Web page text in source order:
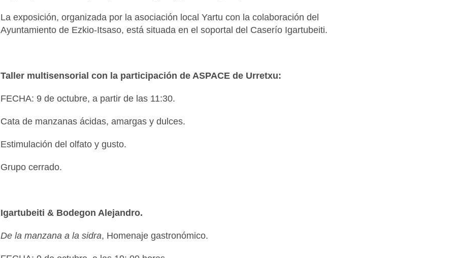
La exposición, organizada por la asociación local Yartu con la colaboración del
Ayuntamiento de Ezkio-Itsaso, está situada en el soportal del Caserío Igartubeiti.
Taller multisensorial con la participación de ASPACE de Urretxu:
FECHA: 9 de octubre, a partir de las 11:30.
Cata de manzanas ácidas, amargas y dulces.
Estimulación del olfato y gusto.
Grupo cerrado.
Igartubeiti & Bodegon Alejandro.
De la manzana a la sidra, Homenaje gastronómico.